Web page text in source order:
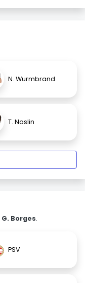
N. Wurmbrand
T. Noslin
G. Borges.
PSV